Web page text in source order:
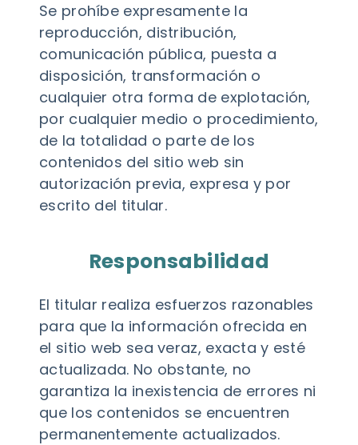
Se prohíbe expresamente la
reproducción, distribución,
comunicación pública, puesta a
disposición, transformación o
cualquier otra forma de explotación,
por cualquier medio o procedimiento,
de la totalidad o parte de los
contenidos del sitio web sin
autorización previa, expresa y por
escrito del titular.
Responsabilidad
El titular realiza esfuerzos razonables
para que la información ofrecida en
el sitio web sea veraz, exacta y esté
actualizada. No obstante, no
garantiza la inexistencia de errores ni
que los contenidos se encuentren
permanentemente actualizados.